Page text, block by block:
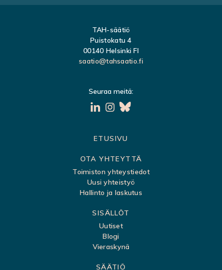
TAH-säätiö
Puistokatu 4
00140 Helsinki FI
saatio@tahsaatio.fi
Seuraa meitä:
ETUSIVU
OTA YHTEYTTÄ
Toimiston yhteystiedot
Uusi yhteistyö
Hallinto ja laskutus
SISÄLLÖT
Uutiset
Blogi
Vieraskynä
SÄÄTIÖ